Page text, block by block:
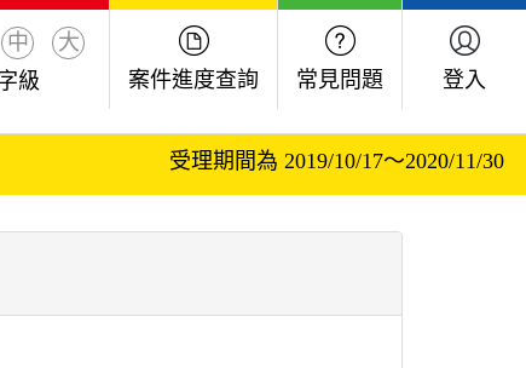
中
大
級
案件進度查詢 常見問題 登入
受理期間為 2019/10/17～2020/11/30